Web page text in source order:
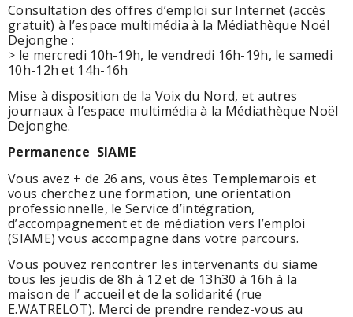
Consultation des offres d’emploi sur Internet (accès
gratuit) à l’espace multimédia à la Médiathèque Noël
Dejonghe :
> le mercredi 10h-19h, le vendredi 16h-19h, le samedi
10h-12h et 14h-16h
Mise à disposition de la Voix du Nord, et autres
journaux à l’espace multimédia à la Médiathèque Noël
Dejonghe.
Permanence SIAME
Vous avez + de 26 ans, vous êtes Templemarois et
vous cherchez une formation, une orientation
professionnelle, le Service d’intégration,
d’accompagnement et de médiation vers l’emploi
(SIAME) vous accompagne dans votre parcours.
Vous pouvez rencontrer les intervenants du siame
tous les jeudis de 8h à 12 et de 13h30 à 16h à la
maison de l’ accueil et de la solidarité (rue
E.WATRELOT). Merci de prendre rendez-vous au